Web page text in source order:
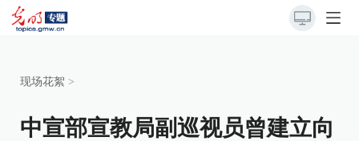
现场花絮 >
中宣部宣教局副巡视员曾建立向